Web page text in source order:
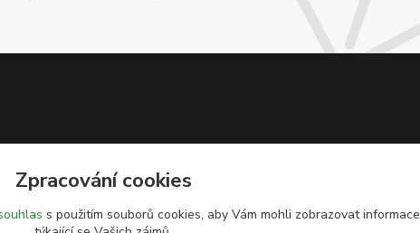
Zpracování cookies
s použitím souborů cookies, aby Vám mohli zobrazovat informace